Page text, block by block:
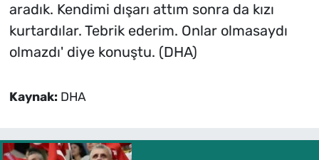
aradık. Kendimi dışarı attım sonra da kızı
kurtardılar. Tebrik ederim. Onlar olmasaydı
olmazdı' diye konuştu. (DHA)
Kaynak: DHA